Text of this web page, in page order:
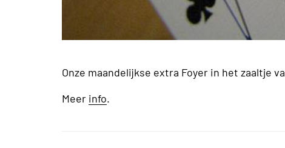
Onze maandelijkse extra Foyer in het zaaltje
Meer info.